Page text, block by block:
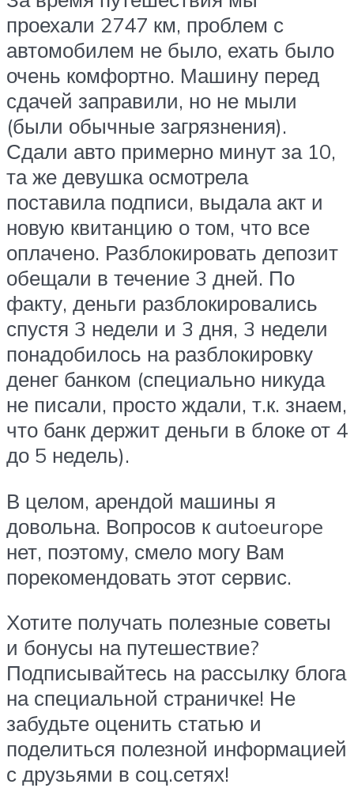
проехали 2747 км, проблем с
автомобилем не было, ехать было
очень комфортно. Машину перед
сдачей заправили, но не мыли
(были обычные загрязнения).
Сдали авто примерно минут за 10,
та же девушка осмотрела
поставила подписи, выдала акт и
новую квитанцию о том, что все
оплачено. Разблокировать депозит
обещали в течение 3 дней. По
факту, деньги разблокировались
спустя 3 недели и 3 дня, 3 недели
понадобилось на разблокировку
денег банком (специально никуда
не писали, просто ждали, т.к. знаем,
что банк держит деньги в блоке от 4
до 5 недель).
В целом, арендой машины я
довольна. Вопросов к autoeurope
нет, поэтому, смело могу Вам
порекомендовать этот сервис.
Хотите получать полезные советы
и бонусы на путешествие?
Подписывайтесь на рассылку блога
на специальной страничке! Не
забудьте оценить статью и
поделиться полезной информацией
с друзьями в соц.сетях!